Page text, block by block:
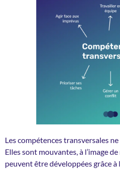
Les compétences transversales
Elles sont mouvantes, à l’image
peuvent être développées grâce